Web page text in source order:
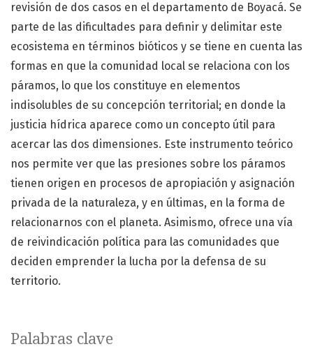
Palabras clave
revisión de dos casos en el departamento de Boyacá. Se
parte de las dificultades para definir y delimitar este
ecosistema en términos bióticos y se tiene en cuenta las
formas en que la comunidad local se relaciona con los
páramos, lo que los constituye en elementos
indisolubles de su concepción territorial; en donde la
justicia hídrica aparece como un concepto útil para
acercar las dos dimensiones. Este instrumento teórico
nos permite ver que las presiones sobre los páramos
tienen origen en procesos de apropiación y asignación
privada de la naturaleza, y en últimas, en la forma de
relacionarnos con el planeta. Asimismo, ofrece una vía
de reivindicación política para las comunidades que
deciden emprender la lucha por la defensa de su
territorio.